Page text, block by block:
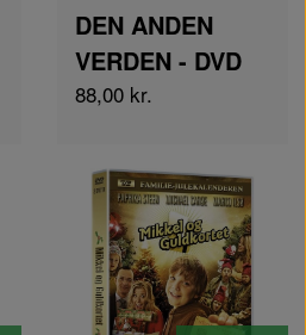
DEN ANDEN
VERDEN - DVD
88,00 kr.